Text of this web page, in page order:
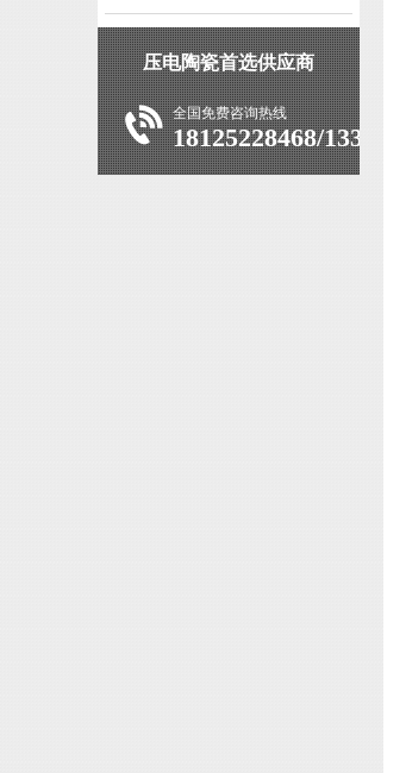
压电陶瓷首选供应商
全国免费咨询热线
18125228468/